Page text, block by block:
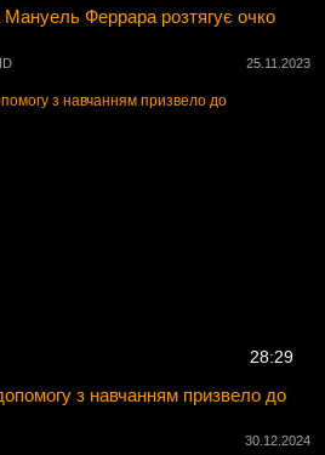
Феррара розтягує очко
25.11.2023
28:29
з навчанням призвело до
30.12.2024